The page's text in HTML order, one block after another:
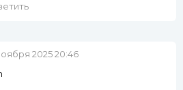
2025 20:46